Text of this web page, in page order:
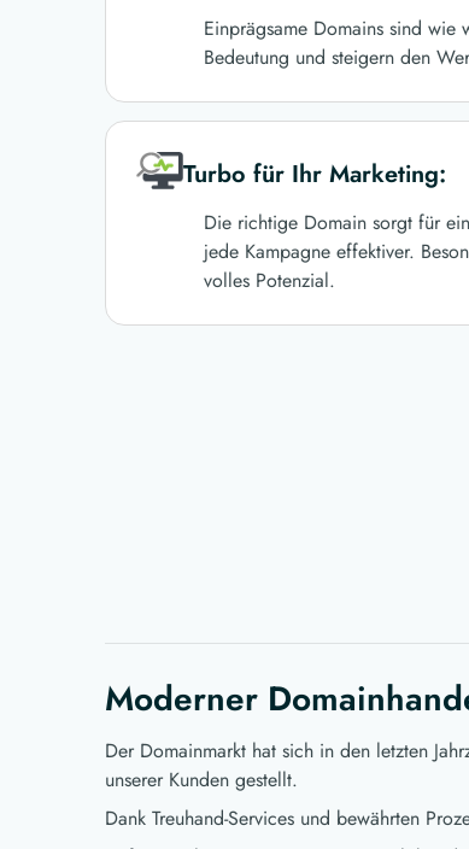
Einprägsame Domains sind
Bedeutung und steigern den
Turbo für Ihr Marketing:
Die richtige Domain sorgt für
jede Kampagne effektiver.
volles Potenzial.
Moderner
Der Domainmarkt hat sich in den letzten
unserer Kunden gestellt.
Dank Treuhand-Services und bewährten